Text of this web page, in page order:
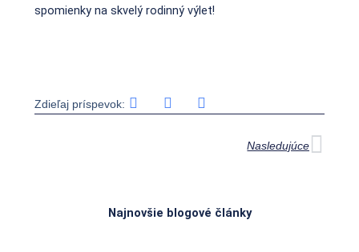
spomienky na skvelý rodinný výlet!
Zdieľaj príspevok:
Nasledujúce
Najnovšie blogové články